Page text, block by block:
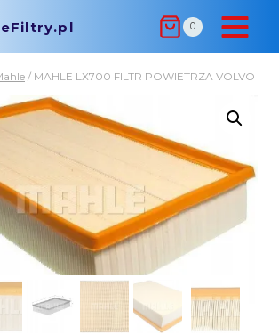
0
/ MAHLE LX700 FILTR POWIETRZA VOLVO